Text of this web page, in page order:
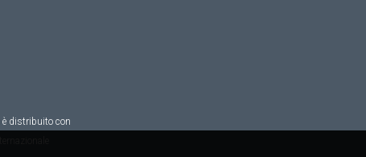
è distribuito con